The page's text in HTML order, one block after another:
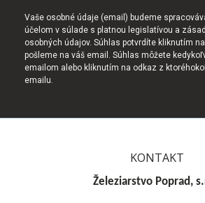
Vaše osobné údaje (email) budeme
účelom v súlade s platnou legislatívou a
osobných údajov. Súhlas potvrdíte kliknutím
pošleme na váš email. Súhlas môžete
emailom alebo kliknutím na odkaz z
emailu.
KONTAKT
Železiarstvo Poprad,